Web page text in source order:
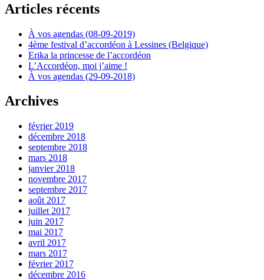
Articles récents
À vos agendas (08-09-2019)
4ème festival d’accordéon à Lessines (Belgique)
Erika la princesse de l’accordéon
L’Accordéon, moi j’aime !
À vos agendas (29-09-2018)
Archives
février 2019
décembre 2018
septembre 2018
mars 2018
janvier 2018
novembre 2017
septembre 2017
août 2017
juillet 2017
juin 2017
mai 2017
avril 2017
mars 2017
février 2017
décembre 2016